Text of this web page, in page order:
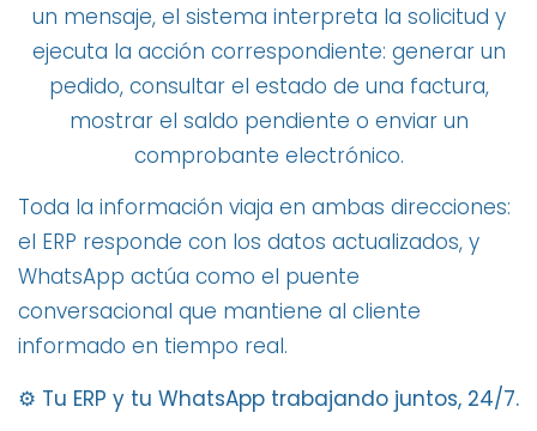
un mensaje, el sistema interpreta la solicitud y
ejecuta la acción correspondiente: generar un
pedido, consultar el estado de una factura,
mostrar el saldo pendiente o enviar un
comprobante electrónico.
Toda la información viaja en ambas direcciones:
el ERP responde con los datos actualizados, y
WhatsApp actúa como el puente
conversacional que mantiene al cliente
informado en tiempo real.
⚙️ Tu ERP y tu WhatsApp trabajando juntos, 24/7.